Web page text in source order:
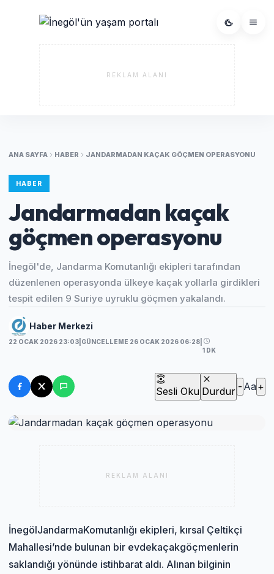
REKLAM ALANI
ANA SAYFA HABER JANDARMADAN KAÇAK GÖÇMEN OPERASYONU
HABER
Jandarmadan kaçak
göçmen operasyonu
İnegöl'de, Jandarma Komutanlığı ekipleri tarafından
düzenlenen operasyonda ülkeye kaçak yollarla girdikleri
tespit edilen 9 Suriye uyruklu göçmen yakalandı.
Haber Merkezi
22 OCAK 2026 23:03 GÜNCELLEME 26 OCAK 2026 06:28
1 DK
Sesli Oku Durdur - Aa+
REKLAM ALANI
İnegölJandarmaKomutanlığı ekipleri, kırsal Çeltikçi
Mahallesi’nde bulunan bir evdekaçakgöçmenlerin
saklandığı yönünde istihbarat aldı. Alınan bilginin